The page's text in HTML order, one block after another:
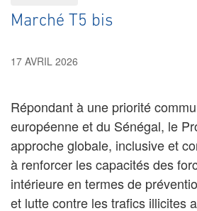
Marché T5 bis
17 AVRIL 2026
Répondant à une priorité
européenne et du Sénégal, le
approche globale, inclusive et
à renforcer les capacités des
intérieure en termes de
et lutte contre les trafics illicites